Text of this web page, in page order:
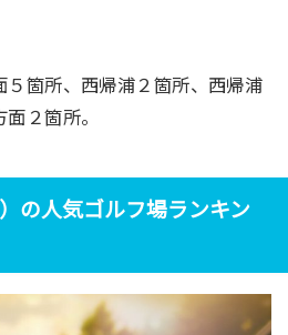
５箇所、西帰浦２箇所、西帰浦
２箇所。
の人気ゴルフ場ランキン